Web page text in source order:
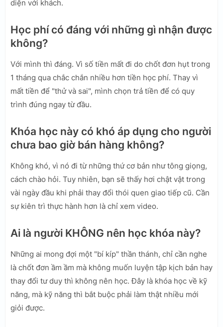
diện với khách.
Học phí có đáng với những gì nhận được
không?
Với mình thì đáng. Vì số tiền mất đi do chốt đơn hụt trong
1 tháng qua chắc chắn nhiều hơn tiền học phí. Thay vì
mất tiền để "thử và sai", mình chọn trả tiền để có quy
trình đúng ngay từ đầu.
Khóa học này có khó áp dụng cho người
chưa bao giờ bán hàng không?
Không khó, vì nó đi từ những thứ cơ bản như tông giọng,
cách chào hỏi. Tuy nhiên, bạn sẽ thấy hơi chật vật trong
vài ngày đầu khi phải thay đổi thói quen giao tiếp cũ. Cần
sự kiên trì thực hành hơn là chỉ xem video.
Ai là người KHÔNG nên học khóa này?
Những ai mong đợi một "bí kíp" thần thánh, chỉ cần nghe
là chốt đơn ầm ầm mà không muốn luyện tập kịch bản hay
thay đổi tư duy thì không nên học. Đây là khóa học về kỹ
năng, mà kỹ năng thì bắt buộc phải làm thật nhiều mới
giỏi được.